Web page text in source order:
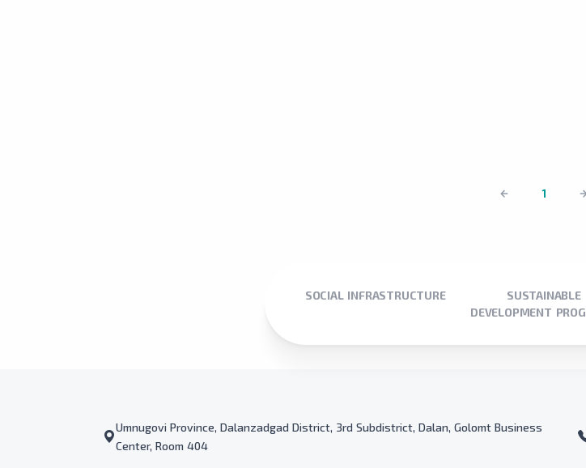
1
SOCIAL INFRASTRUCTURE
SUSTAINABLE
DEVELOPMENT
Umnugovi Province, Dalanzadgad District, 3rd Subdistrict, Dalan, Golomt Business
Center, Room 404